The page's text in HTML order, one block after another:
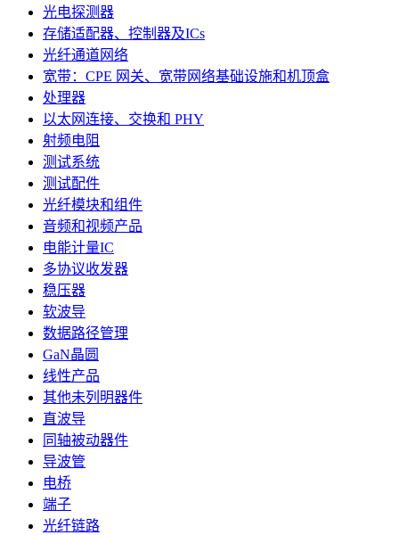
光电探测器
存储适配器、控制器及ICs
光纤通道网络
宽带：CPE 网关、宽带网络基础设施和机顶盒
处理器
以太网连接、交换和 PHY
射频电阻
测试系统
测试配件
光纤模块和组件
音频和视频产品
电能计量IC
多协议收发器
稳压器
软波导
数据路径管理
GaN晶圆
线性产品
其他未列明器件
直波导
同轴被动器件
导波管
电桥
端子
光纤链路